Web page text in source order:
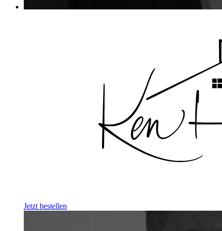
Jetzt bestellen